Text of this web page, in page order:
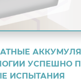
УСПЕШНО
ИСПЫТАНИЯ